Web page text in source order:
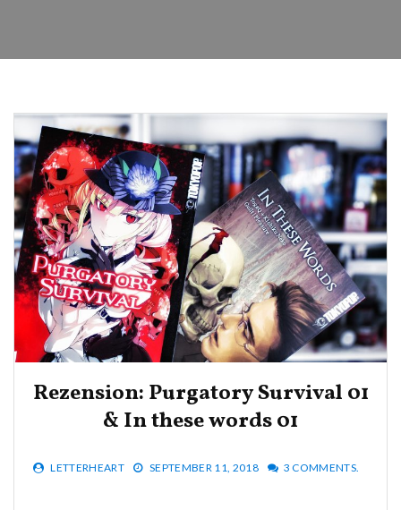
Rezension: Purgatory Survival 01
& In these words 01
LETTERHEART SEPTEMBER 11, 2018 3 COMMENTS.